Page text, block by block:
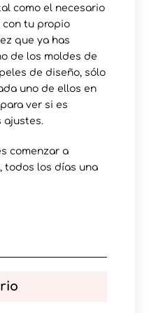
como el necesario
con tu propio
que ya has
de los moldes de
de diseño, sólo
uno de ellos en
ver si es
ajustes.
comenzar a
todos los días una